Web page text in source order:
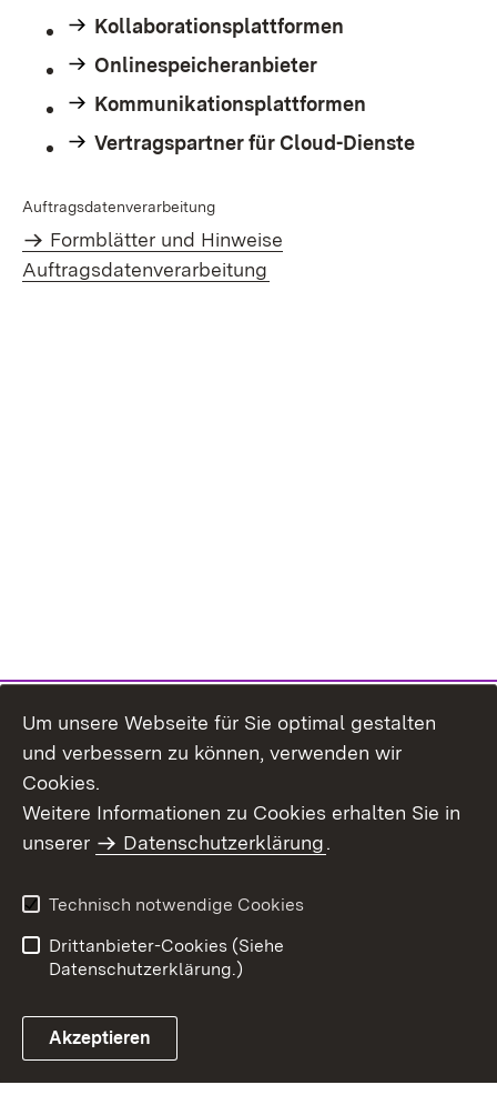
Kollaborationsplattformen
Onlinespeicheranbieter
Kommunikationsplattformen
Vertragspartner für Cloud-Dienste
Auftragsdatenverarbeitung
Formblätter und Hinweise
Auftragsdatenverarbeitung
Erklärung zur
Um unsere Webseite für Sie optimal gestalten
und verbessern zu können, verwenden wir
Cookies.
Weitere Informationen zu Cookies erhalten Sie in
unserer
Datenschutzerklärung.
Technisch notwendige Cookies
Drittanbieter-Cookies (Siehe
Datenschutzerklärung.)
Akzeptieren